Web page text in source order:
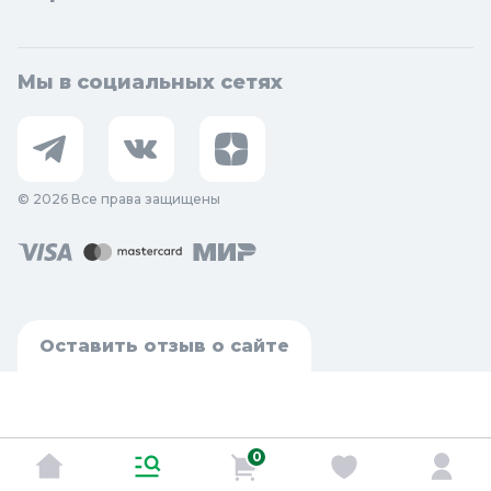
Мы в социальных сетях
© 2026 Все права защищены
Оставить отзыв о сайте
0